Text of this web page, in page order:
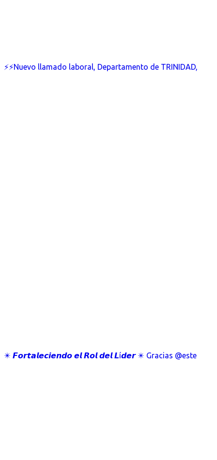
⚡⚡Nuevo llamado laboral, Departamento de TRINIDAD,
✴️ 𝙁𝙤𝙧𝙩𝙖𝙡𝙚𝙘𝙞𝙚𝙣𝙙𝙤 𝙚𝙡 𝙍𝙤𝙡 𝙙𝙚𝙡 𝙇í𝙙𝙚𝙧 ✴️ Gracias @este